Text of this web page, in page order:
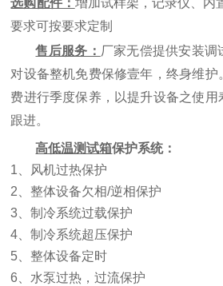
要求可按要求定制
售后服务： 厂家无偿提供安装调
对设备整机免费保修壹年，终身维
费进行季度保养，以提升设备之使用
跟进。
高低温测试箱保护系统：
1 、风机过热保护
2 、整体设备欠相/逆相保护
3 、制冷系统过载保护
4 、制冷系统超压保护
5 、整体设备定时
6 、水泵过热，过流保护